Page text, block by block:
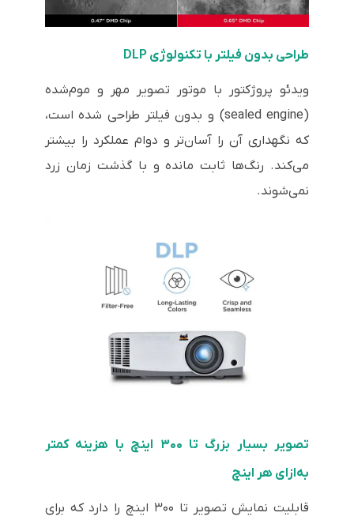
طراحی بدون فیلتر با تکنولوژی DLP
ویدئو پروژکتور با موتور تصویر مهر و موم‌شده
(sealed engine) و بدون فیلتر طراحی شده است،
که نگهداری آن را آسان‌تر و دوام عملکرد را بیشتر
می‌کند. رنگ‌ها ثابت مانده و با گذشت زمان زرد
نمی‌شوند.
تصویر بسیار بزرگ تا ۳۰۰ اینچ با هزینه کمتر
به‌ازای هر اینچ
قابلیت نمایش تصویر تا ۳۰۰ اینچ را دارد که برای